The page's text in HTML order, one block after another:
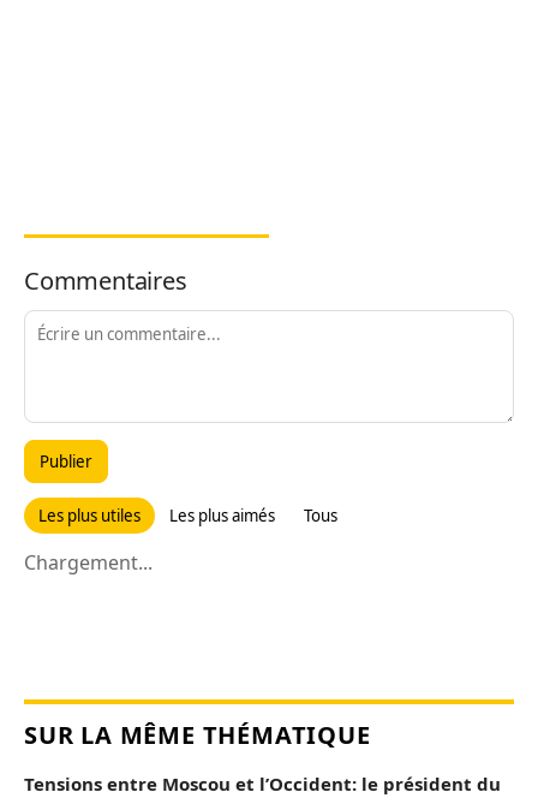
Commentaires
Publier
Les plus utiles Les plus aimés Tous
Chargement...
SUR LA MÊME THÉMATIQUE
Tensions entre Moscou et l’Occident: le président du